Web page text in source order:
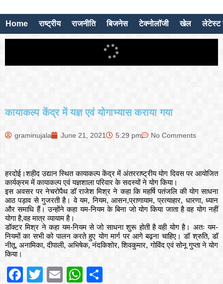
Home राष्ट्रीय राजनीति बिजनेस टेक्नोलॉजी खेल लेटेस्ट
कायाकल्प केंद्र में यज्ञ एवं योगाभ्यास कराया गया
graminujala June 21, 2021 5:29 pm No Comments
हरदोई।शहीद उद्यान स्थित कायाकल्प केंद्र में अंतरराष्ट्रीय योग दिवस पर आयोजित
कार्यक्रम में कायाकल्प एवं यज्ञशाला परिवार के सदस्यों ने योग किया।
इस अवसर पर नेचरोपैथ डॉ राजेश मिश्र ने कहा कि महर्षि पतंजलि की योग साधना
आठ पड़ाव से गुजरती है। वे यम, नियम, आसन,प्राणायाम, प्रत्याहार, धारणा, ध्यान
और समाधि हैं। उन्होंने कहा यम-नियम के बिना जो योग किया जाता है वह योग नहीं
योगा है,वह मात्र व्यायाम है।
डॉक्टर मिश्र ने कहा यम-नियम से जो साधना शुरू होती है वही योग है। अतः यम-
नियमों का सभी को पालन करते हुए योग मार्ग पर आगे बढ़ना चाहिए। डॉ श्रुति, डॉ
नीतू, अनामिका, दीपाली, अभिषेक, नंदकिशोर, शिवकुमार, गोविंद एवं सोनू गुप्ता ने योग
किया।
Facebook
Twitter
EmailWhatsApp